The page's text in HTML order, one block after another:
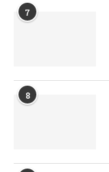
7
8